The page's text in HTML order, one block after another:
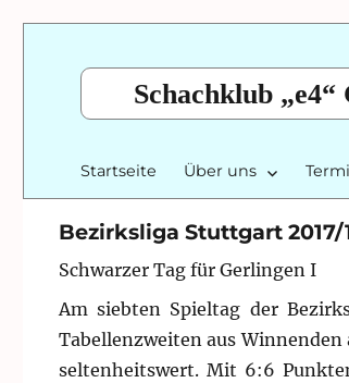
Schachklub „e4“
Startseite Über uns
Bezirksliga Stuttgart 2017/
Schwarzer Tag für Gerlingen I
Am siebten Spieltag der
Tabellenzweiten aus
seltenheitswert. Mit 6:6